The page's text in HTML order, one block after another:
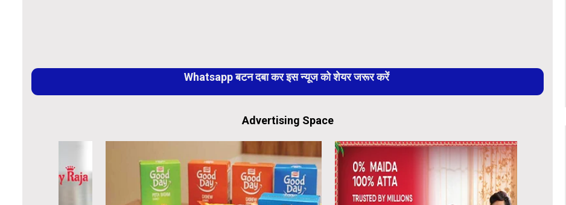
Whatsapp बटन दबा कर इस न्यूज को शेयर जरूर करें
Advertising Space